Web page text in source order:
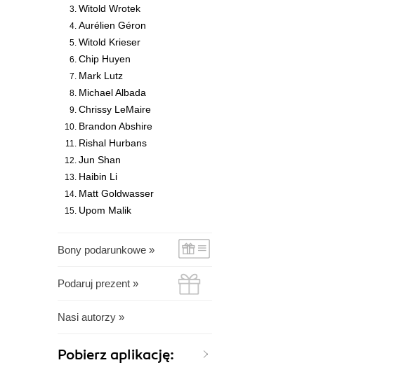
Witold Wrotek
Aurélien Géron
Witold Krieser
Chip Huyen
Mark Lutz
Michael Albada
Chrissy LeMaire
Brandon Abshire
Rishal Hurbans
Jun Shan
Haibin Li
Matt Goldwasser
Upom Malik
Bony podarunkowe »
Podaruj prezent »
Nasi autorzy »
Pobierz aplikację: